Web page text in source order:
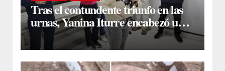
Tras el contundente triunfo en las
urnas, Yanina Iturre encabezó un
encuentro con vecinos y dirigentes
en Fernández